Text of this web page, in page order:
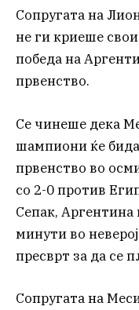
Сопругата на
не ги криеше
победа на
првенство.
Се чинеше дека
шампиони ќе
првенство во
со 2-0 против
Сепак, Аргентина
минути во
пресврт за да се
Сопругата на